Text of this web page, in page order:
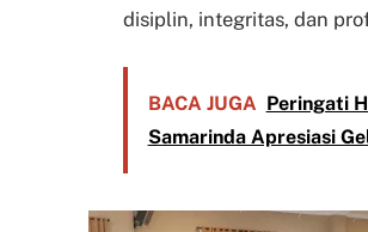
disiplin, integritas, dan
BACA JUGA Peringati
Samarinda Apresiasi